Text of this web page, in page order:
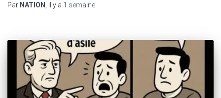
Par NATION , il y a 1 semaine